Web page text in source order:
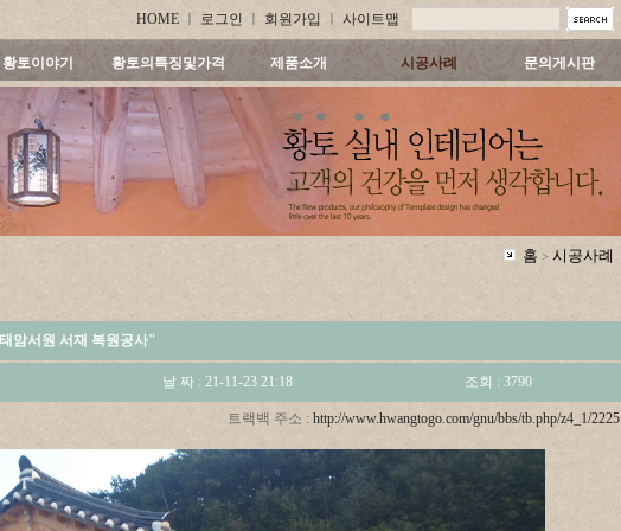
HOME 로그인 회원가입 사이트맵
황토이야기 황토의특징및가격 제품소개 시공사례 문의게시판
홈 > 시공사례
암서원 서재 복원공사"
날 짜 : 21-11-23 21:18 조회 : 3790
트랙백 주소 : http://www.hwangtogo.com/gnu/bbs/tb.php/z4_1/2225